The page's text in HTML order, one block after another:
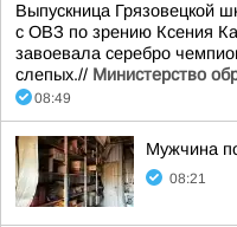
Выпускница Грязовецкой
с ОВЗ по зрению Ксения
завоевала серебро
слепых.// Министерство
08:49
Мужчина
08:21